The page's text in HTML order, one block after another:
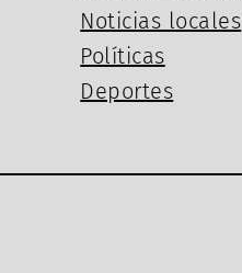
Noticias locales
Políticas
Deportes